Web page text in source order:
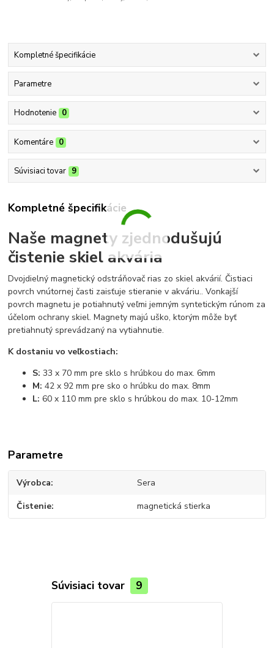
Kompletné špecifikácie
Parametre
Hodnotenie 0
Komentáre 0
Súvisiaci tovar 9
Kompletné špecifikácie
Naše magnety zjednodušujú
čistenie skiel akvária
Dvojdielný magnetický odstráňovač rias zo skiel akvárií. Čistiaci
povrch vnútornej časti zaisťuje stieranie v akváriu.. Vonkajší
povrch magnetu je potiahnutý veľmi jemným syntetickým rúnom za
účelom ochrany skiel. Magnety majú uško, ktorým môže byť
pretiahnutý sprevádzaný na vytiahnutie.
K dostaniu vo veľkostiach:
S: 33 x 70 mm pre sklo s hrúbkou do max. 6mm
M: 42 x 92 mm pre sko o hrúbku do max. 8mm
L: 60 x 110 mm pre sklo s hrúbkou do max. 10-12mm
Parametre
Výrobca Sera
Čistenie magnetická stierka
Súvisiaci tovar 9